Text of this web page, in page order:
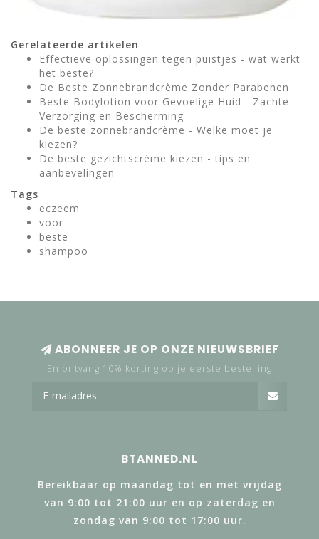
Gerelateerde artikelen
Effectieve oplossingen tegen puistjes - wat werkt
het beste?
De Beste Zonnebrandcrème Zonder Parabenen
Beste Bodylotion voor Gevoelige Huid - Zachte
Verzorging en Bescherming
De beste zonnebrandcrème - Welke moet je
kiezen?
De beste gezichtscrème kiezen - tips en
aanbevelingen
Tags
eczeem
voor
beste
shampoo
ABONNEER JE OP ONZE NIEUWSBRIEF
En ontvang 10% korting op je eerste bestelling
BTANNED.NL
Bereikbaar op maandag tot en met vrijdag
van 9:00 tot 21:00 uur en op zaterdag en
zondag van 9:00 tot 17:00 uur.